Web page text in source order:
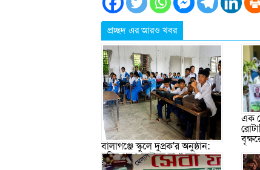
প্রচ্ছদ এর আরও খবর
বালাগঞ্জে স্কুলে দুপ্রক’র অনুষ্ঠান:
ছুটির পরও আটকে রাখা হল
শিক্ষার্থীদের
এক